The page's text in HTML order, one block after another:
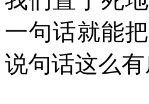
一句话就能
说句话这么